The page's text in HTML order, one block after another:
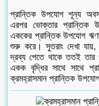
প্রান্তিক উপযোগ শূন্য
এরপর ভোক্তার
এককের প্রান্তিক উপযোগ
শুরু করে। সুতরাং দেখা
দ্রব্য পেতে থাকে ততই তার
একক বৃদ্ধির সাথে সাথে
ক্রমহ্রাসমান প্রান্তিক